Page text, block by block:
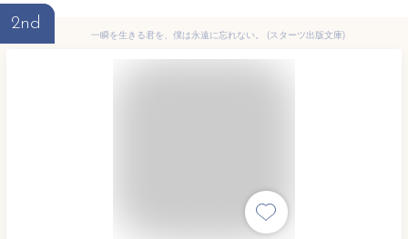
2nd
一瞬を生きる君を、僕は永遠に忘れない。 (スターツ出版文庫)